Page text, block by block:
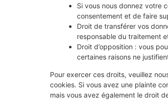
Si vous nous donnez votre
consentement et de faire
Droit de transférer vos
responsable du traitement
Droit d’opposition : vous
certaines raisons ne
Pour exercer ces droits, veuillez
cookies. Si vous avez une plainte
mais vous avez également le droit